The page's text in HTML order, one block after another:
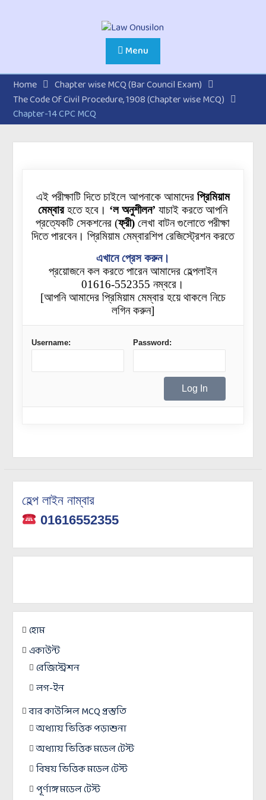
Menu
Home
Chapter wise MCQ (Bar Council Exam)
The Code Of Civil Procedure, 1908 (Chapter wise MCQ)
Chapter-14 CPC MCQ
এই পরীক্ষাটি দিতে চাইলে আপনাকে আমাদের প্রিমিয়াম
মেম্বারহতে হবে। ‘ল অনুশীলন’ যাচাই করতে আপনি
প্রত্যেকটিসেকশনের (ফ্রী) লেখা বাটন গুলোতে পরীক্ষা
দিতে পারবেন। প্রিমিয়াম মেম্বারশিপ রেজিস্ট্রেশন করতে
এখানে প্রেস করুন।
প্রয়োজনে কল করতে পারেন আমাদের হেল্পলাইন
01616-552355 নম্বরে।
[আপনি আমাদের প্রিমিয়াম মেম্বার হয়ে থাকলে নিচে
লগিন করুন]
Username: Password:
হেল্প লাইন নাম্বার
01616552355
হোম
একাউন্ট
রেজিস্ট্রেশন
লগ-ইন
বার কাউন্সিল MCQ প্রস্তুতি
অধ্যায় ভিত্তিক পড়াশুনা
অধ্যায় ভিত্তিক মডেল টেস্ট
বিষয় ভিত্তিক মডেল টেস্ট
পূর্ণাঙ্গ মডেল টেস্ট